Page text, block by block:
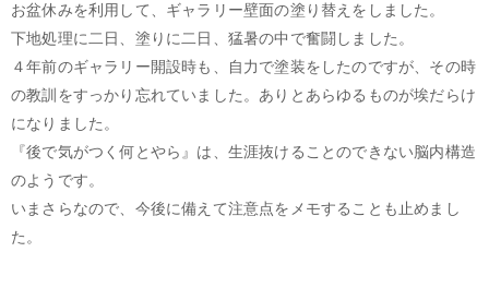
お盆休みを利用して、ギャラリー壁面の塗り替えをしました。
下地処理に二日、塗りに二日、猛暑の中で奮闘しました。
４年前のギャラリー開設時も、自力で塗装をしたのですが、その時
の教訓をすっかり忘れていました。ありとあらゆるものが埃だらけ
になりました。
『後で気がつく何とやら』は、生涯抜けることのできない脳内構造
のようです。
いまさらなので、今後に備えて注意点をメモすることも止めまし
た。